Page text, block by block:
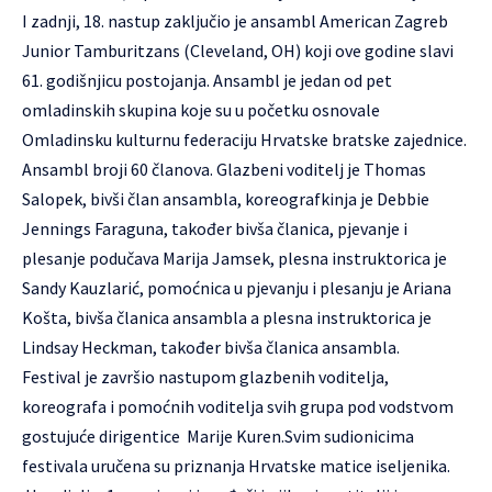
I zadnji, 18. nastup zaključio je ansambl American Zagreb
Junior Tamburitzans (Cleveland, OH) koji ove godine slavi
61. godišnjicu postojanja. Ansambl je jedan od pet
omladinskih skupina koje su u početku osnovale
Omladinsku kulturnu federaciju Hrvatske bratske zajednice.
Ansambl broji 60 članova. Glazbeni voditelj je Thomas
Salopek, bivši član ansambla, koreografkinja je Debbie
Jennings Faraguna, također bivša članica, pjevanje i
plesanje podučava Marija Jamsek, plesna instruktorica je
Sandy Kauzlarić, pomoćnica u pjevanju i plesanju je Ariana
Košta, bivša članica ansambla a plesna instruktorica je
Lindsay Heckman, također bivša članica ansambla.
Festival je završio nastupom glazbenih voditelja,
koreografa i pomoćnih voditelja svih grupa pod vodstvom
gostujuće dirigentice Marije Kuren.Svim sudionicima
festivala uručena su priznanja Hrvatske matice iseljenika.